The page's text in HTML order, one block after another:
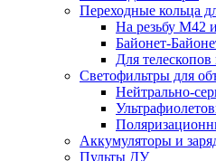
Переходные кольца
На резьбу М42
Байонет-
Для
Светофильтры для
Нейтрально-
Аккумуляторы и
Пульты ДУ